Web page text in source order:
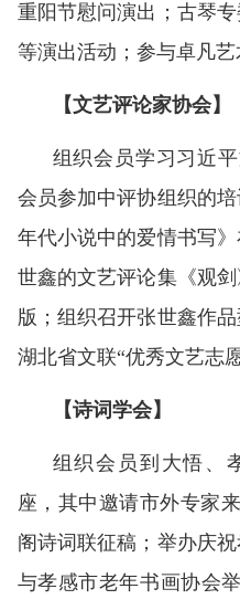
重阳节慰问演出；古琴
等演出活动；参与卓凡艺
【文艺评论家协会】
组织会员学习习近
会员参加中评协组织的
年代小说中的爱情书写
世鑫的文艺评论集《观
版；组织召开张世鑫作
湖北省文联“优秀文艺志
【诗词学会】
组织会员到大悟、
座，其中邀请市外专家
阁诗词联征稿；举办庆
与孝感市老年书画协会